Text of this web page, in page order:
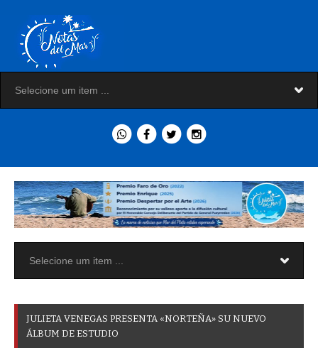
JULIETA VENEGAS PRESENTA «NORTEÑA» SU NUEVO
ÁLBUM DE ESTUDIO